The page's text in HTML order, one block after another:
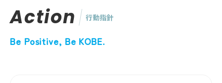
Action 行動指針
Be Positive, Be KOBE.